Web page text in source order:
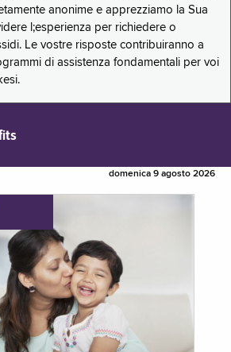
anonime e apprezziamo la Sua
l;esperienza per richiedere o
Le vostre risposte contribuiranno a
di assistenza fondamentali per voi
domenica 9 agosto 2026